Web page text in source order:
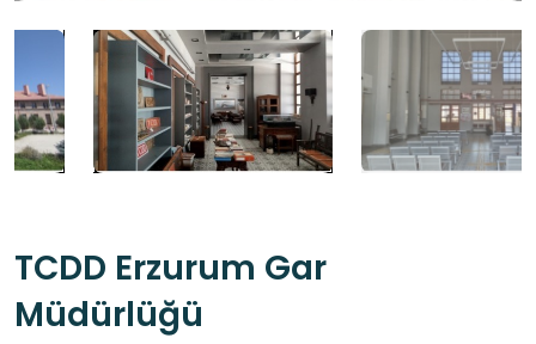
TCDD Erzurum Gar
Müdürlüğü